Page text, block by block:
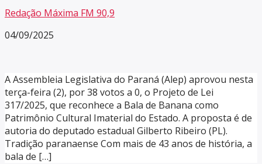
Redação Máxima FM 90,9
04/09/2025
A Assembleia Legislativa do Paraná (Alep) aprovou nesta
terça-feira (2), por 38 votos a 0, o Projeto de Lei
317/2025, que reconhece a Bala de Banana como
Patrimônio Cultural Imaterial do Estado. A proposta é de
autoria do deputado estadual Gilberto Ribeiro (PL).
Tradição paranaense Com mais de 43 anos de história, a
bala de […]